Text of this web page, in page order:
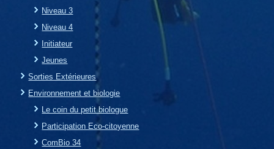
Niveau 3
Niveau 4
Initiateur
Jeunes
Sorties Extérieures
Environnement et biologie
Le coin du petit biologue
Participation Eco-citoyenne
ComBio 34